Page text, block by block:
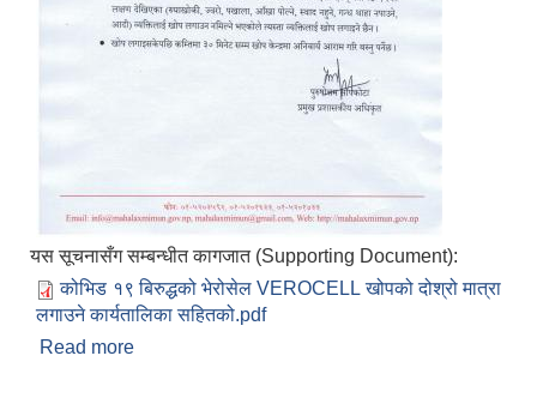
यस सूचनासँग सम्बन्धीत कागजात (Supporting Document):
कोभिड १९ बिरुद्धको भेरोसेल VEROCELL खोपको दोश्रो मात्रा
लगाउने कार्यतालिका सहितको.pdf
Read more